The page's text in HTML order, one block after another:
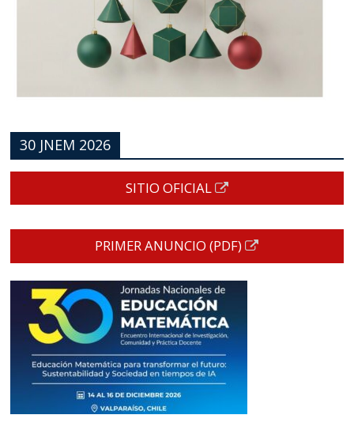
30 JNEM 2026
SITIO OFICIAL
PRIMER ANUNCIO (PDF)